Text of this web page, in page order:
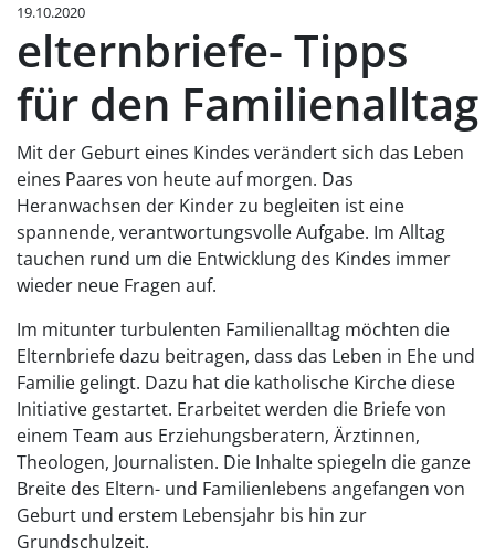
19.10.2020
elternbriefe- Tipps
für den Familienalltag
Mit der Geburt eines Kindes verändert sich das Leben
eines Paares von heute auf morgen. Das
Heranwachsen der Kinder zu begleiten ist eine
spannende, verantwortungsvolle Aufgabe. Im Alltag
tauchen rund um die Entwicklung des Kindes immer
wieder neue Fragen auf.
Im mitunter turbulenten Familienalltag möchten die
Elternbriefe dazu beitragen, dass das Leben in Ehe und
Familie gelingt. Dazu hat die katholische Kirche diese
Initiative gestartet. Erarbeitet werden die Briefe von
einem Team aus Erziehungsberatern, Ärztinnen,
Theologen, Journalisten. Die Inhalte spiegeln die ganze
Breite des Eltern- und Familienlebens angefangen von
Geburt und erstem Lebensjahr bis hin zur
Grundschulzeit.